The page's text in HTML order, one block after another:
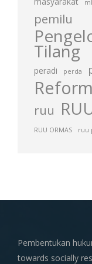
pemilu
Tilang
peradi perda
ruu
RUU ORMAS ruu
Pembentukan
towards socially